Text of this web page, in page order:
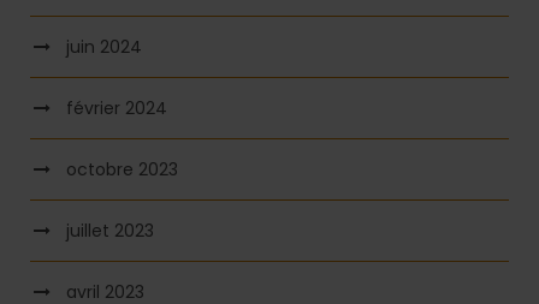
juin 2024
février 2024
octobre 2023
juillet 2023
avril 2023